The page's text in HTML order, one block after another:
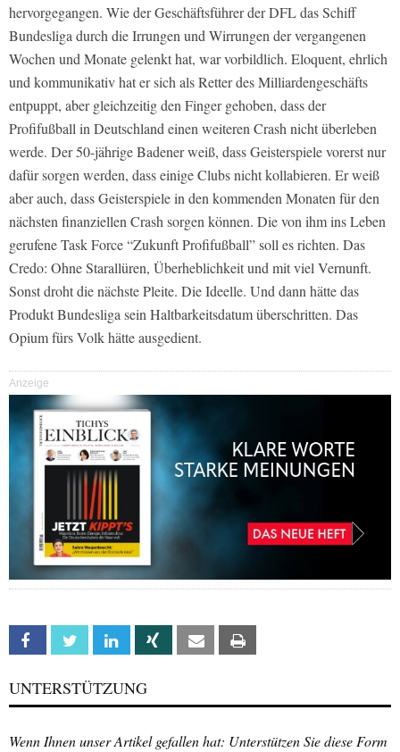
hervorgegangen. Wie der Geschäftsführer der DFL das Schiff
Bundesliga durch die Irrungen und Wirrungen der vergangenen
Wochen und Monate gelenkt hat, war vorbildlich. Eloquent, ehrlich
und kommunikativ hat er sich als Retter des Milliardengeschäfts
entpuppt, aber gleichzeitig den Finger gehoben, dass der
Profifußball in Deutschland einen weiteren Crash nicht überleben
werde. Der 50-jährige Badener weiß, dass Geisterspiele vorerst nur
dafür sorgen werden, dass einige Clubs nicht kollabieren. Er weiß
aber auch, dass Geisterspiele in den kommenden Monaten für den
nächsten finanziellen Crash sorgen können. Die von ihm ins Leben
gerufene Task Force “Zukunft Profifußball” soll es richten. Das
Credo: Ohne Starallüren, Überheblichkeit und mit viel Vernunft.
Sonst droht die nächste Pleite. Die Ideelle. Und dann hätte das
Produkt Bundesliga sein Haltbarkeitsdatum überschritten. Das
Opium fürs Volk hätte ausgedient.
Anzeige
Facebook Twitter Linkedin Xing Email
UNTERSTÜTZUNG
Wenn Ihnen unser Artikel gefallen hat: Unterstützen Sie diese Form